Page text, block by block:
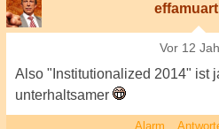
Vor 12
Also "Institutionalized 2014" ist
unterhaltsamer
Alarm